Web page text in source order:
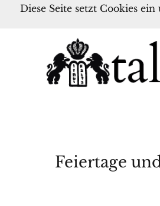
Feiertage
Diese Seite setzt Cookies